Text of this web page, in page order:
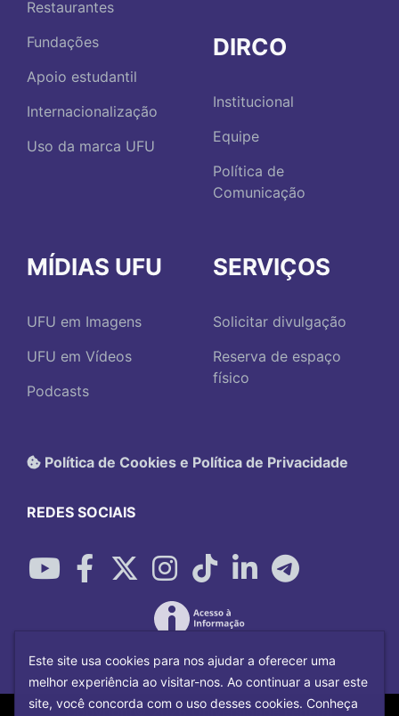
Restaurantes
Fundações
Apoio estudantil
Internacionalização
Uso da marca UFU
DIRCO
Institucional
Equipe
Política de
Comunicação
MÍDIAS UFU
UFU em Imagens
UFU em Vídeos
Podcasts
SERVIÇOS
Solicitar divulgação
Reserva de espaço
físico
Política de Cookies e Política de Privacidade
REDES SOCIAIS
Copyright©2026 Universidade Federal
Este site usa cookies para nos ajudar a oferecer uma
melhor experiência ao visitar-nos. Ao continuar a usar este
site, você concorda com o uso desses cookies. Conheça